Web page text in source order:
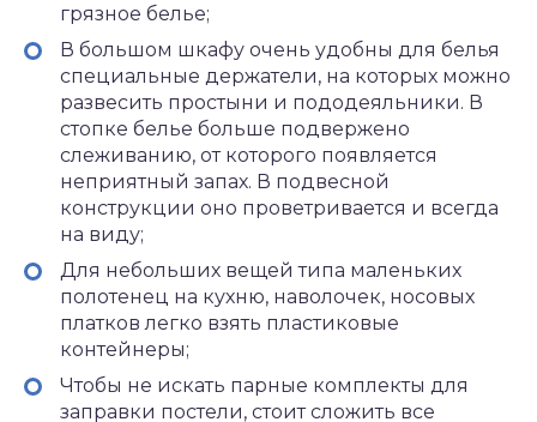
грязное белье;
В большом шкафу очень удобны для белья
специальные держатели, на которых можно
развесить простыни и пододеяльники. В
стопке белье больше подвержено
слеживанию, от которого появляется
неприятный запах. В подвесной
конструкции оно проветривается и всегда
на виду;
Для небольших вещей типа маленьких
полотенец на кухню, наволочек, носовых
платков легко взять пластиковые
контейнеры;
Чтобы не искать парные комплекты для
заправки постели, стоит сложить все